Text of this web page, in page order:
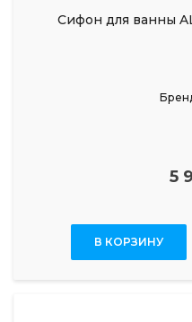
Сифон для ванны
5
В КОРЗИНУ